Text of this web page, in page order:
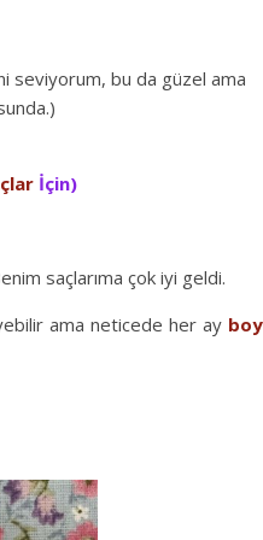
seviyorum, bu da güzel ama
İçin)
saçlarıma çok iyi geldi.
ama neticede her ay